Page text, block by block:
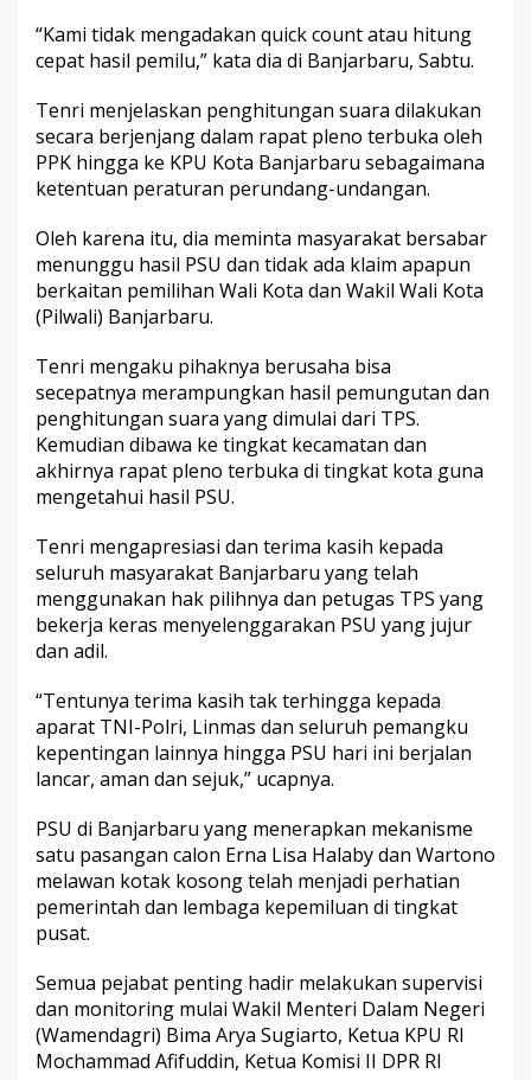
“Kami tidak mengadakan quick count atau hitung
cepat hasil pemilu,” kata dia di Banjarbaru, Sabtu.
Tenri menjelaskan penghitungan suara dilakukan
secara berjenjang dalam rapat pleno terbuka oleh
PPK hingga ke KPU Kota Banjarbaru sebagaimana
ketentuan peraturan perundang-undangan.
Oleh karena itu, dia meminta masyarakat bersabar
menunggu hasil PSU dan tidak ada klaim apapun
berkaitan pemilihan Wali Kota dan Wakil Wali Kota
(Pilwali) Banjarbaru.
Tenri mengaku pihaknya berusaha bisa
secepatnya merampungkan hasil pemungutan dan
penghitungan suara yang dimulai dari TPS.
Kemudian dibawa ke tingkat kecamatan dan
akhirnya rapat pleno terbuka di tingkat kota guna
mengetahui hasil PSU.
Tenri mengapresiasi dan terima kasih kepada
seluruh masyarakat Banjarbaru yang telah
menggunakan hak pilihnya dan petugas TPS yang
bekerja keras menyelenggarakan PSU yang jujur
dan adil.
“Tentunya terima kasih tak terhingga kepada
aparat TNI-Polri, Linmas dan seluruh pemangku
kepentingan lainnya hingga PSU hari ini berjalan
lancar, aman dan sejuk,” ucapnya.
PSU di Banjarbaru yang menerapkan mekanisme
satu pasangan calon Erna Lisa Halaby dan Wartono
melawan kotak kosong telah menjadi perhatian
pemerintah dan lembaga kepemiluan di tingkat
pusat.
Semua pejabat penting hadir melakukan supervisi
dan monitoring mulai Wakil Menteri Dalam Negeri
(Wamendagri) Bima Arya Sugiarto, Ketua KPU RI
Mochammad Afifuddin, Ketua Komisi II DPR RI